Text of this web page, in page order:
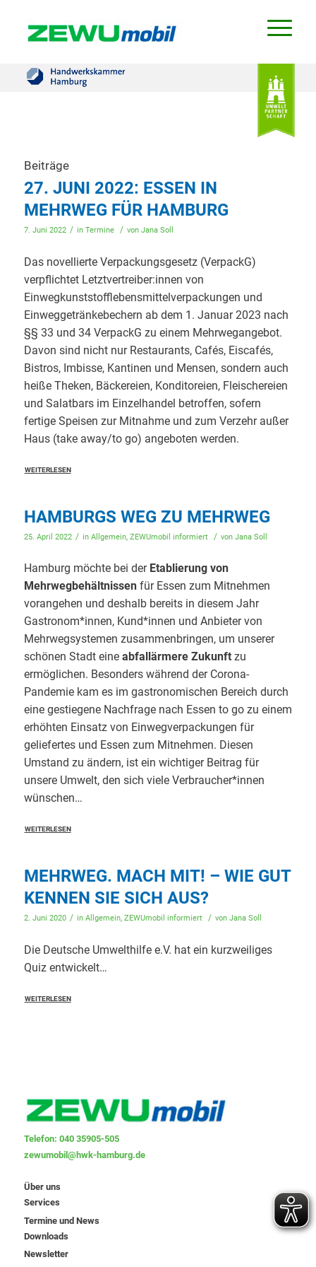
Beiträge
27. JUNI 2022: ESSEN IN
MEHRWEG FÜR HAMBURG
7. Juni 2022 / in Termine / von Jana Soll
Das novellierte Verpackungsgesetz (VerpackG)
verpflichtet Letztvertreiber:innen von
Einwegkunststofflebensmittelverpackungen und
Einweggetränkebechern ab dem 1. Januar 2023 nach
§§ 33 und 34 VerpackG zu einem Mehrwegangebot.
Davon sind nicht nur Restaurants, Cafés, Eiscafés,
Bistros, Imbisse, Kantinen und Mensen, sondern auch
heiße Theken, Bäckereien, Konditoreien, Fleischereien
und Salatbars im Einzelhandel betroffen, sofern
fertige Speisen zur Mitnahme und zum Verzehr außer
Haus (take away/to go) angeboten werden.
WEITERLESEN
HAMBURGS WEG ZU MEHRWEG
25. April 2022 / in Allgemein, ZEWUmobil informiert / von Jana Soll
Hamburg möchte bei der Etablierung von
Mehrwegbehältnissenfür Essen zum Mitnehmen
vorangehen und deshalb bereits in diesem Jahr
Gastronom*innen, Kund*innen und Anbieter von
Mehrwegsystemen zusammenbringen, um unserer
schönen Stadt eine abfallärmere Zukunftzu
ermöglichen. Besonders während der Corona-
Pandemie kam es im gastronomischen Bereich durch
eine gestiegene Nachfrage nach Essen to go zu einem
erhöhten Einsatz von Einwegverpackungen für
geliefertes und Essen zum Mitnehmen. Diesen
Umstand zu ändern, ist ein wichtiger Beitrag für
unsere Umwelt, den sich viele Verbraucher*innen
wünschen…
WEITERLESEN
MEHRWEG. MACH MIT! – WIE GUT
KENNEN SIE SICH AUS?
2. Juni 2020 / in Allgemein, ZEWUmobil informiert / von Jana Soll
Die Deutsche Umwelthilfe e.V. hat ein kurzweiliges
Quiz entwickelt…
WEITERLESEN
Telefon: 040 35905-505
zewumobil@hwk-hamburg.de
Über uns
Services
Termine und News
Downloads
Newsletter